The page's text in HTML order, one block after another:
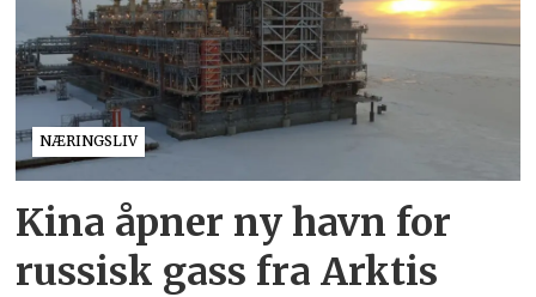
NÆRINGSLIV
Kina åpner ny havn for
russisk gass fra Arktis